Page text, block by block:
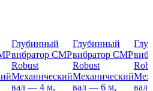
Глубинный
вибратор CMP
Robust
Механический
вал — 4 м,
Глубинный
вибратор CMP
Robust
Механический
вал — 6 м,
вал